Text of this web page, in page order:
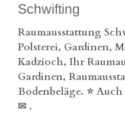
Schwifting
Raumausstattung
Polsterei, Gardinen,
Kadzioch, Ihr
Gardinen,
Bodenbeläge. ⭐
✉ .